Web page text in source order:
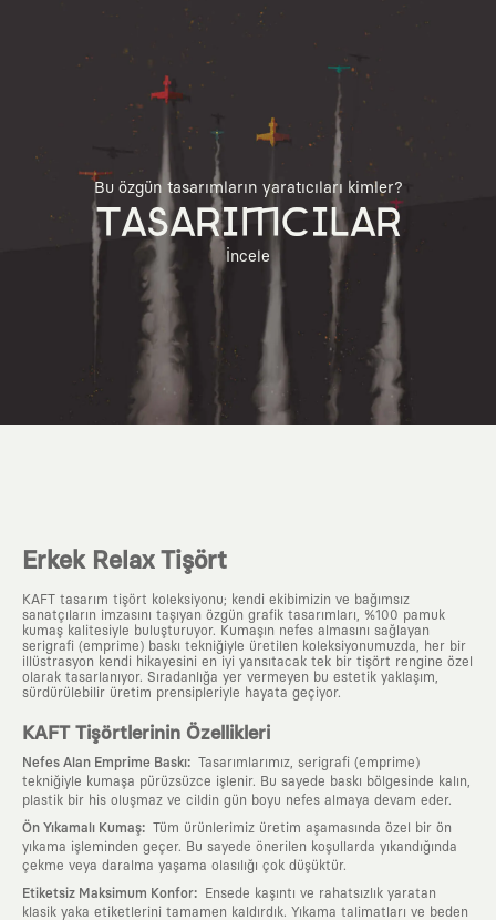
Bu özgün tasarımların yaratıcıları kimler?
TASARIMCILAR
İncele
Erkek Relax Tişört
KAFT tasarım tişört koleksiyonu; kendi ekibimizin ve bağımsız
sanatçıların imzasını taşıyan özgün grafik tasarımları, %100 pamuk
kumaş kalitesiyle buluşturuyor. Kumaşın nefes almasını sağlayan
serigrafi (emprime) baskı tekniğiyle üretilen koleksiyonumuzda, her bir
illüstrasyon kendi hikayesini en iyi yansıtacak tek bir tişört rengine özel
olarak tasarlanıyor. Sıradanlığa yer vermeyen bu estetik yaklaşım,
sürdürülebilir üretim prensipleriyle hayata geçiyor.
KAFT Tişörtlerinin Özellikleri
Nefes Alan Emprime Baskı: Tasarımlarımız, serigrafi (emprime)
tekniğiyle kumaşa pürüzsüzce işlenir. Bu sayede baskı bölgesinde kalın,
plastik bir his oluşmaz ve cildin gün boyu nefes almaya devam eder.
Ön Yıkamalı Kumaş: Tüm ürünlerimiz üretim aşamasında özel bir ön
yıkama işleminden geçer. Bu sayede önerilen koşullarda yıkandığında
çekme veya daralma yaşama olasılığı çok düşüktür.
Etiketsiz Maksimum Konfor:
Ensede kaşıntı ve rahatsızlık yaratan
klasik yaka etiketlerini tamamen kaldırdık. Yıkama talimatları ve beden